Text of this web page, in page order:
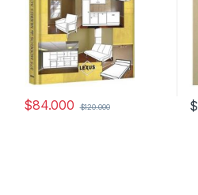
$84.000 $120.000 $